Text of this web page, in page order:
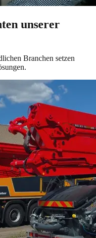
unserer
Branchen setzen